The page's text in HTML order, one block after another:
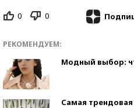
0 0
РЕКОМЕНДУЕМ:
Модный выбор:
Самая трендовая